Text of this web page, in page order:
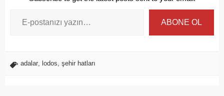
ABONE OL
adalar lodos şehir hatları